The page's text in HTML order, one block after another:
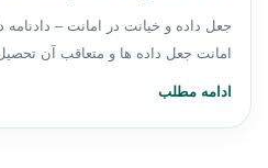
جعل داده و خیانت در امانت – دادنامه
امانت جعل داده ها و متعاقب آن
ادامه مطلب